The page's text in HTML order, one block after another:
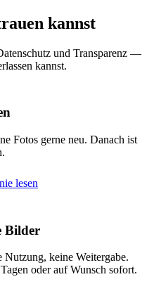
kannst
und Transparenz —
kannst.
Fotos gerne neu. Danach ist
lesen
Bilder
keine Weitergabe.
oder auf Wunsch sofort.